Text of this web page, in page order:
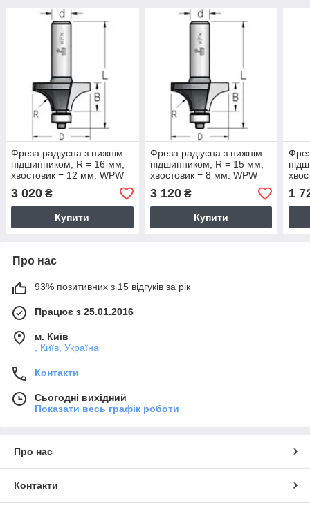
Фреза радіусна з нижнім
підшипником, R = 16 мм,
хвостовик = 12 мм. WPW
3 020 ₴
Купити
Фреза радіусна з нижнім
підшипником, R = 15 мм,
хвостовик = 8 мм. WPW
3 120₴
Купити
1
Про нас
93% позитивних з 15 відгуків за рік
Працює з 25.01.2016
м. Київ
, Київ, Україна
Контакти
Сьогодні вихідний
Показати весь графік роботи
Про нас
Контакти